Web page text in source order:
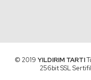
© 2019 YILDIRIM TARTI
256bit SSL